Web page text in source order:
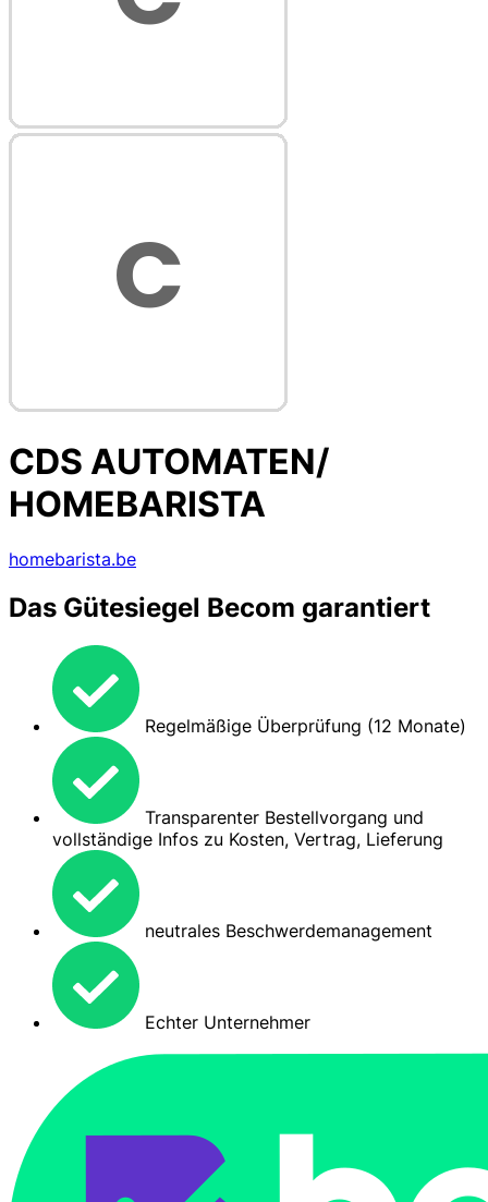
CDS AUTOMATEN/
HOMEBARISTA
homebarista.be
Das Gütesiegel Becom garantiert
Regelmäßige Überprüfung (12 Monate)
Transparenter Bestellvorgang und
vollständige Infos zu Kosten, Vertrag, Lieferung
neutrales Beschwerdemanagement
Echter Unternehmer